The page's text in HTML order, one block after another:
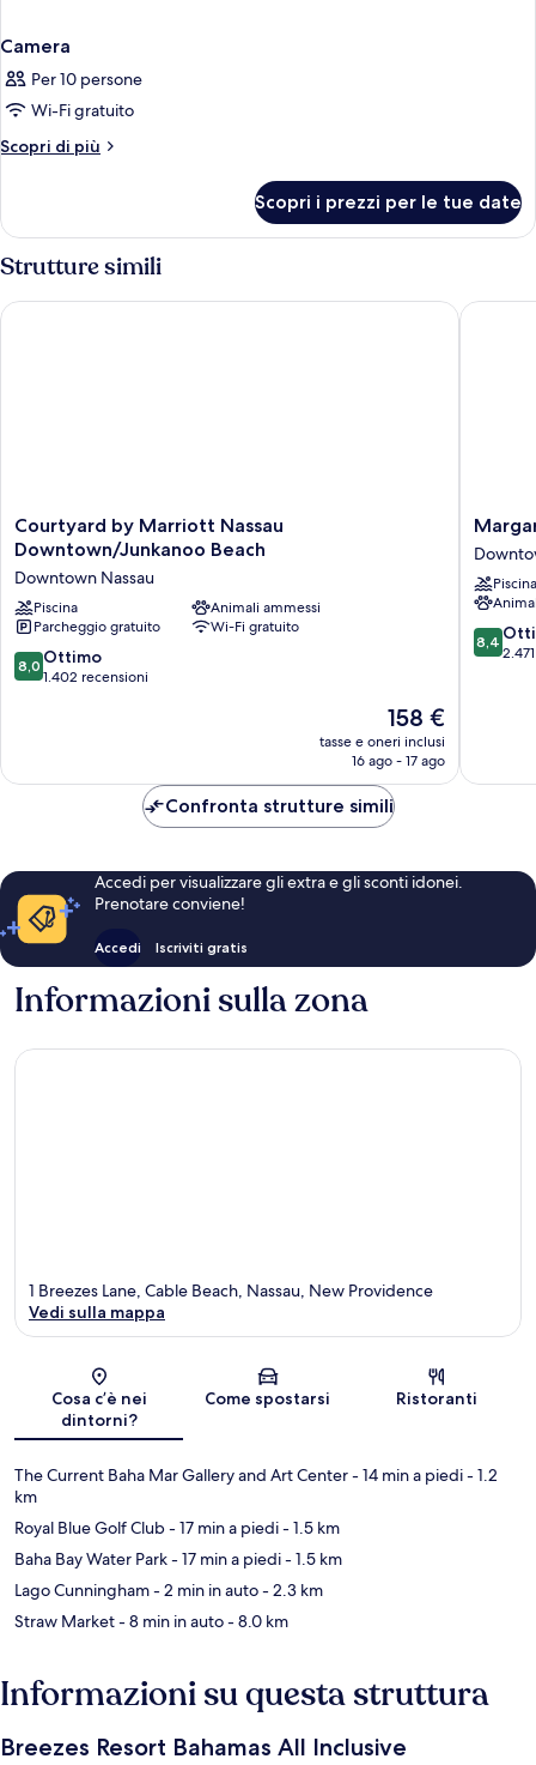
Camera
Per 10 persone
Wi-Fi gratuito
Scopri di più
Altri
Scopri i prezzi per le tue date
Strutture simili
Courtyard
by
Nassau
Downtown/Junkanoo
Beach
Downtown
Nassau
Courtyard by Marriott Nassau
Downtown/Junkanoo Beach
Downtown Nassau
Piscina
Animali ammessi
Parcheggio gratuito
Wi-Fi gratuito
8.0
su
8,0 Ottimo
1.402 recensioni
Il
prezzo
attuale
158 €
158 €
tasse e oneri inclusi
16 ago - 17 ago
Courtyard by Marriott Nassau Downtown/Junkanoo Beach
Beach
Resort
-
Nassau
Nassau
Piscina
8.4
su
8,4
Confronta strutture simili
Accedi per visualizzare gli extra e gli sconti idonei.
Prenotare conviene!
Accedi Iscriviti gratis
Informazioni sulla zona
Mappa
1 Breezes Lane, Cable Beach, Nassau, New Providence
Vedi sulla mappa
Cosa c’è nei
dintorni?
Come spostarsi Ristoranti
The Current Baha Mar Gallery and Art Center- 14 min a piedi- 1.2
km
Royal Blue Golf Club- 17 min a piedi- 1.5 km
Baha Bay Water Park- 17 min a piedi- 1.5 km
Lago Cunningham- 2 min in auto- 2.3 km
Straw Market- 8 min in auto- 8.0 km
Informazioni su questa struttura
Breezes Resort Bahamas All Inclusive